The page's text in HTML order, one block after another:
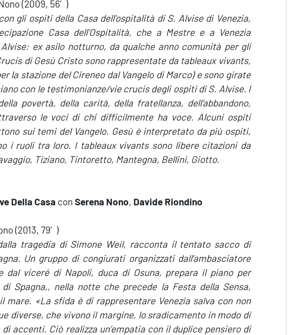
(2009, 56′)
gli ospiti della Casa dell’ospitalità di S. Alvise di Venezia,
Casa dell’Ospitalità, che a Mestre e a Venezia
ex asilo notturno, da qualche anno comunità per gli
di Gesù Cristo sono rappresentate da tableaux vivants,
la stazione del Cireneo dal Vangelo di Marco) e sono girate
con le testimonianze/vie crucis degli ospiti di S. Alvise. I
povertà, della carità, della fratellanza, dell’abbandono,
le voci di chi difficilmente ha voce. Alcuni ospiti
sui temi del Vangelo. Gesù è interpretato da più ospiti,
i ruoli tra loro. I tableaux vivants sono libere citazioni da
Tiziano, Tintoretto, Mantegna, Bellini, Giotto.
Della Casa con Serena Nono, Davide Riondino
(2013, 79′)
tragedia di Simone Weil, racconta il tentato sacco di
Un gruppo di congiurati organizzati dall’ambasciatore
dal viceré di Napoli, duca di Osuna, prepara il piano per
Spagna,, nella notte che precede la Festa della Sensa,
mare. «La sfida è di rappresentare Venezia salva con non
diverse, che vivono il margine, lo sradicamento in modo di
accenti. Ciò realizza un’empatia con il duplice pensiero di